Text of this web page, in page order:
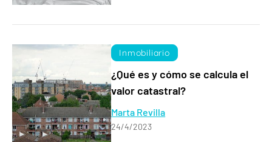
Inmobiliario
¿Qué es y cómo se calcula el
valor catastral?
Marta Revilla
24/4/2023